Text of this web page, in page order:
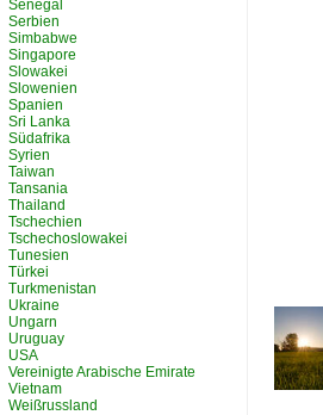
Senegal
Serbien
Simbabwe
Singapore
Slowakei
Slowenien
Spanien
Sri Lanka
Südafrika
Syrien
Taiwan
Tansania
Thailand
Tschechien
Tschechoslowakei
Tunesien
Türkei
Turkmenistan
Ukraine
Ungarn
Uruguay
USA
Vereinigte Arabische Emirate
Vietnam
Weißrussland